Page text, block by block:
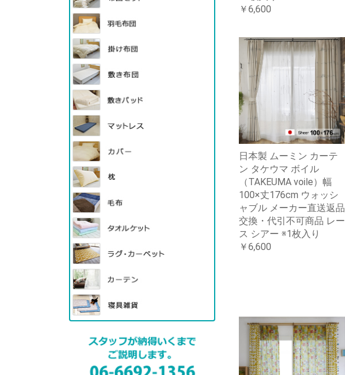
￥6,600
日本製 ムーミン カーテ
ン タケウマ ボイル
（TAKEUMA voile）幅
100×丈176cm ウォッシ
ャブル メーカー直送返品
交換・代引不可商品 レー
ス シアー ※1枚入り
￥6,600